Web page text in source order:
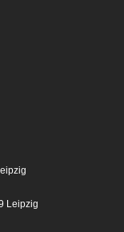
Leipzig